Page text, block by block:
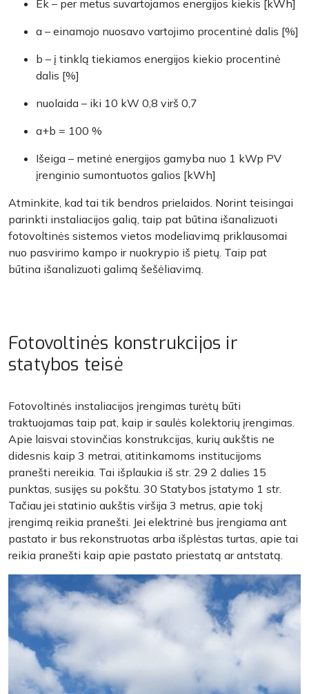
Ek – per metus suvartojamos energijos kiekis [kWh]
a – einamojo nuosavo vartojimo procentinė dalis [%]
b – į tinklą tiekiamos energijos kiekio procentinė
dalis [%]
nuolaida – iki 10 kW 0,8 virš 0,7
a+b = 100 %
Išeiga – metinė energijos gamyba nuo 1 kWp PV
įrenginio sumontuotos galios [kWh]
Atminkite, kad tai tik bendros prielaidos. Norint teisingai
parinkti instaliacijos galią, taip pat būtina išanalizuoti
fotovoltinės sistemos vietos modeliavimą priklausomai
nuo pasvirimo kampo ir nuokrypio iš pietų. Taip pat
būtina išanalizuoti galimą šešėliavimą.
Fotovoltinės konstrukcijos ir
statybos teisė
Fotovoltinės instaliacijos įrengimas turėtų būti
traktuojamas taip pat, kaip ir saulės kolektorių įrengimas.
Apie laisvai stovinčias konstrukcijas, kurių aukštis ne
didesnis kaip 3 metrai, atitinkamoms institucijoms
pranešti nereikia. Tai išplaukia iš str. 29 2 dalies 15
punktas, susijęs su pokštu. 30 Statybos įstatymo 1 str.
Tačiau jei statinio aukštis viršija 3 metrus, apie tokį
įrengimą reikia pranešti. Jei elektrinė bus įrengiama ant
pastato ir bus rekonstruotas arba išplėstas turtas, apie tai
reikia pranešti kaip apie pastato priestatą ar antstatą.